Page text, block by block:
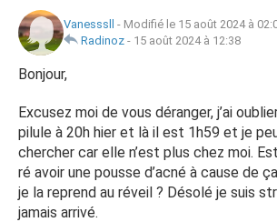
Vanesssll - Modifié le 15 août 2024 à
Radinoz - 15 août 2024 à 12:38
Bonjour,
Excusez moi de vous déranger, j’ai
pilule à 20h hier et là il est 1h59 et je
chercher car elle n’est plus chez moi.
ré avoir une pousse d’acné à cause de
je la reprend au réveil ? Désolé je suis
jamais arrivé.